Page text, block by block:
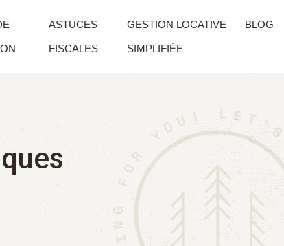
ASTUCES
FISCALES
GESTION LOCATIVE
SIMPLIFIÉE
BLOG